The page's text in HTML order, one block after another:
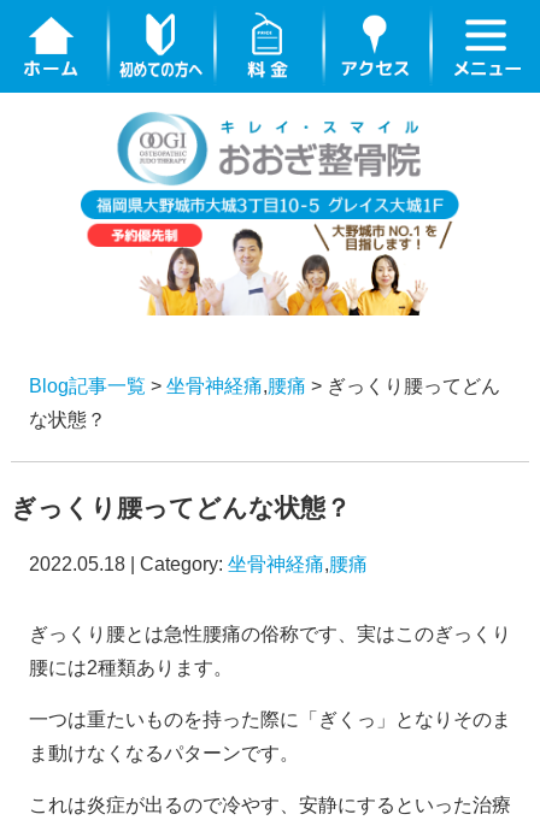
Blog記事一覧 > 坐骨神経痛,腰痛 > ぎっくり腰ってどん
な状態？
ぎっくり腰ってどんな状態？
2022.05.18 | Category: 坐骨神経痛,腰痛
ぎっくり腰とは急性腰痛の俗称です、実はこのぎっくり
腰には2種類あります。
一つは重たいものを持った際に「ぎくっ」となりそのま
ま動けなくなるパターンです。
これは炎症が出るので冷やす、安静にするといった治療